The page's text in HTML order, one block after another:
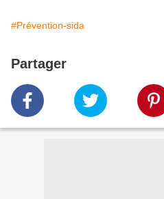
#Prévention-sida
Partager